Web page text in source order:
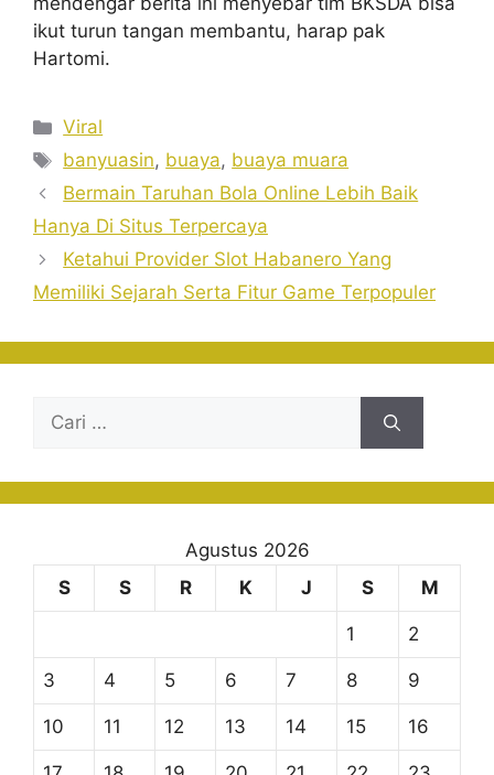
ikut turun tangan membantu, harap pak
Hartomi.
Kategori
Viral
Tag
banyuasin, buaya, buaya muara
Bermain Taruhan Bola Online Lebih Baik
Hanya Di Situs Terpercaya
Ketahui Provider Slot Habanero Yang
Memiliki Sejarah Serta Fitur Game Terpopuler
Cari
Agustus 2026
S
S R K J S M
1 2
3 4 5 6 7 8 9
10 11 12 13 14 15 16